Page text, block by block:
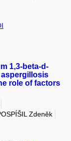
1,3-beta-d-
role of factors
Zdeněk